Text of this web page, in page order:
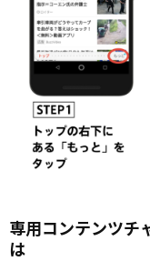
専用コンテンツチ
は